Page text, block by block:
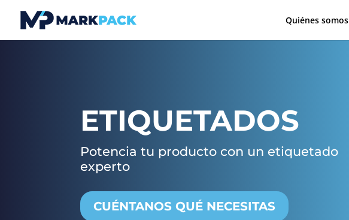
Quiénes somos
ETIQUETADOS
Potencia tu producto con un etiquetado
experto
CUÉNTANOS QUÉ NECESITAS